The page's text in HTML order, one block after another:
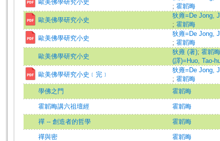
歐美佛學研究小史
; 霍韜晦
歐美佛學研究小史
狄雍=De Jong,
; 霍韜晦
歐美佛學研究小史
狄雍=De Jong,
; 霍韜晦
歐美佛學研究小史
狄雍 (著); 霍韜晦
(譯)=Huo, Tao-
歐美佛學研究小史﹝完﹞
狄雍=De Jong,
; 霍韜晦
學佛之門
霍韜晦
霍韜晦講六祖壇經 霍韜晦
禪 -- 創造者的哲學 霍韜晦
禪與密 霍韜晦